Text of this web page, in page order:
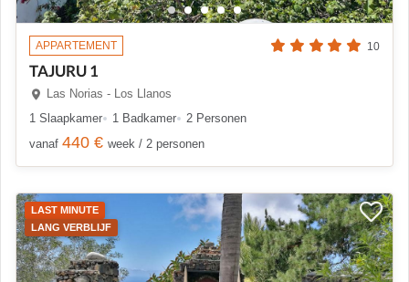
APPARTEMENT 10
TAJURU 1
Las Norias - Los Llanos
1 Slaapkamer
1 Badkamer
2 Personen
vanaf 440 € week / 2 personen
LAST MINUTE
LANG VERBLIJF